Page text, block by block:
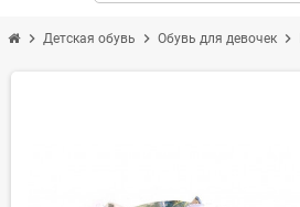
chevron_right Детская обувь chevron_right Обувь для девочек chevron_right